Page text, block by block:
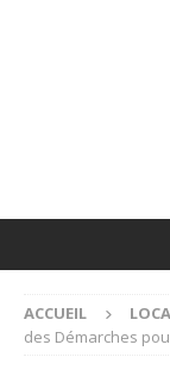
ACCUEIL
des Démarches